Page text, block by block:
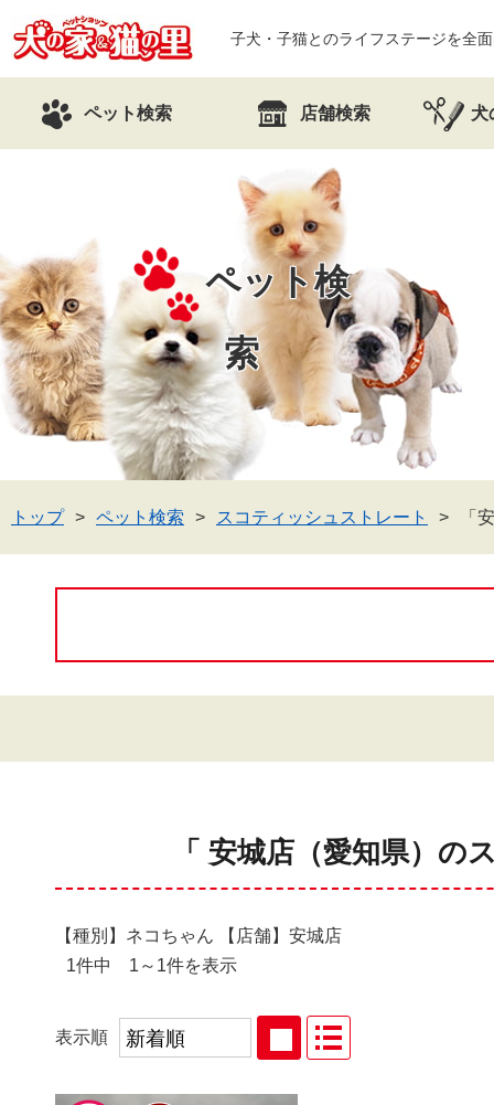
子犬・子猫とのライフステージを全
ペット検索 店舗検索 犬
ペット検
索
トップ ペット検索 スコティッシュストレート 「
「 安城店（愛知県）
【種別】ネコちゃん 【店舗】安城店
1件中 1～1件を表示
表示順